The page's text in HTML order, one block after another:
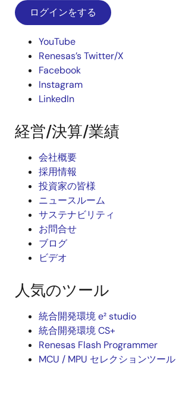
ログインをする
YouTube
Renesas’s Twitter/X
Facebook
Instagram
LinkedIn
経営/決算/業績
会社概要
採用情報
投資家の皆様
ニュースルーム
サステナビリティ
お問合せ
ブログ
ビデオ
人気のツール
統合開発環境 e² studio
統合開発環境 CS+
Renesas Flash Programmer
MCU / MPU セレクションツール